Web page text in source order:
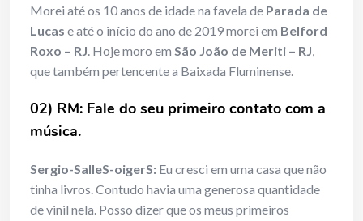
Morei até os 10 anos de idade na favela de Parada de
Lucas e até o início do ano de 2019 morei em Belford
Roxo – RJ. Hoje moro em São João de Meriti – RJ,
que também pertencente a Baixada Fluminense.
02) RM: Fale do seu primeiro contato com a
música.
Sergio-SalleS-oigerS: Eu cresci em uma casa que não
tinha livros. Contudo havia uma generosa quantidade
de vinil nela. Posso dizer que os meus primeiros